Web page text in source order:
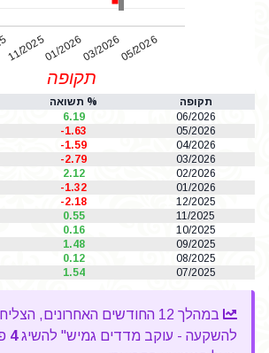
11/202501/202603/202605/2026
תקופה
תקופה % תשואה
06/2026
6.19
05/2026
-1.63
04/2026
-1.59
03/2026
-2.79
02/2026
2.12
01/2026
-1.32
12/2025
-2.18
11/2025
0.55
10/2025
0.16
09/2025
1.48
08/2025
0.12
07/2025
1.54
במהלך 12 החודשים האחרונים,
להשקעה - עוקב מדדים גמיש" להשיג4